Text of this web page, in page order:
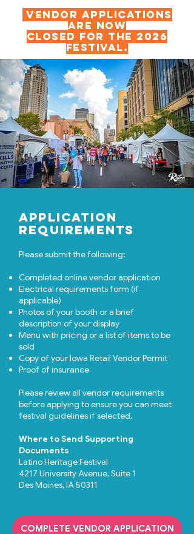
Vendor applications
are now
closed for the 2026
festival.
Application
Requirements
Please submit the following:
Completed online vendor application
Electrical requirements form (if
applicable)
Photos of your booth or a brief
description of your display
Menu with pricing or a list of items to be
sold
Copy of your Iowa Retail Vendor Permit
Proof of insurance
Please review all vendor requirements
before applying to ensure you can meet
festival guidelines if selected.
Where to Send Supporting
Documents
Latino Heritage Festival
4217 University Avenue, Suite 1
Des Moines, IA 50311
COMPLETE VENDOR APPLICATION